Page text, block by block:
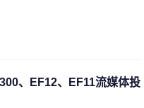
、EF12、EF11流媒体投